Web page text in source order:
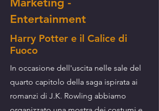
Entertainment
Harry Potter e il Calice di
Fuoco
In occasione dell'uscita nelle sale del
quarto capitolo della saga ispirata ai
romanzi di J.K. Rowling abbiamo